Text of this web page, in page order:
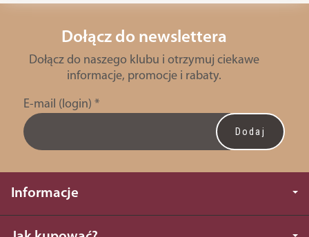
Dołącz do newslettera
Dołącz do naszego klubu i otrzymuj ciekawe
informacje, promocje i rabaty.
E-mail (login) *
Informacje